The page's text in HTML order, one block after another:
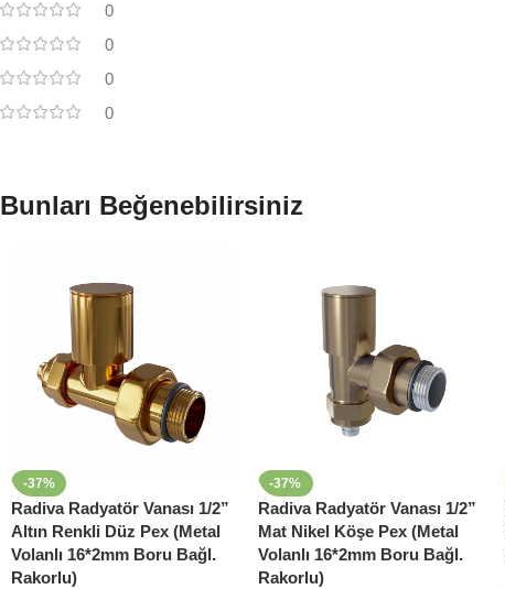
0
0
0
0
Bunları Beğenebilirsiniz
-37%
Radiva Radyatör Vanası 1/2”
Altın Renkli Düz Pex (Metal
Volanlı 16*2mm Boru Bağl.
Rakorlu)
-37%
Radiva Radyatör Vanası 1/2”
Mat Nikel Köşe Pex (Metal
Volanlı 16*2mm Boru Bağl.
Rakorlu)